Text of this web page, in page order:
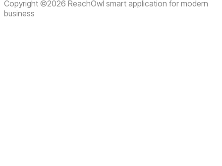
Copyright ©2026 ReachOwl smart application for modern
business